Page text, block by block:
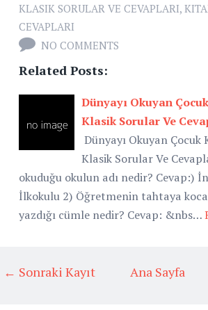
KLASIK SORULAR VE CEVAPLARI,
CEVAPLARI
NO COMMENTS
Related Posts:
Dünyayı Okuyan
Klasik Sorular Ve
Dünyayı Okuyan
Klasik Sorular Ve
okuduğu okulun adı nedir? Cevap:)
İlkokulu 2) Öğretmenin tahtaya
yazdığı cümle nedir? Cevap: &nbs…
← Sonraki Kayıt Ana Sayfa